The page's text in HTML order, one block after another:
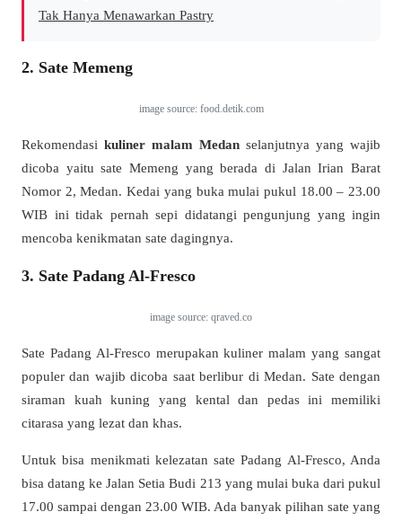
Tak Hanya Menawarkan Pastry
2. Sate Memeng
image source: food.detik.com
Rekomendasi kuliner malam Medan selanjutnya yang wajib
dicoba yaitu sate Memeng yang berada di Jalan Irian Barat
Nomor 2, Medan. Kedai yang buka mulai pukul 18.00 – 23.00
WIB ini tidak pernah sepi didatangi pengunjung yang ingin
mencoba kenikmatan sate dagingnya.
3. Sate Padang Al-Fresco
image source: qraved.co
Sate Padang Al-Fresco merupakan kuliner malam yang sangat
populer dan wajib dicoba saat berlibur di Medan. Sate dengan
siraman kuah kuning yang kental dan pedas ini memiliki
citarasa yang lezat dan khas.
Untuk bisa menikmati kelezatan sate Padang Al-Fresco, Anda
bisa datang ke Jalan Setia Budi 213 yang mulai buka dari pukul
17.00 sampai dengan 23.00 WIB. Ada banyak pilihan sate yang